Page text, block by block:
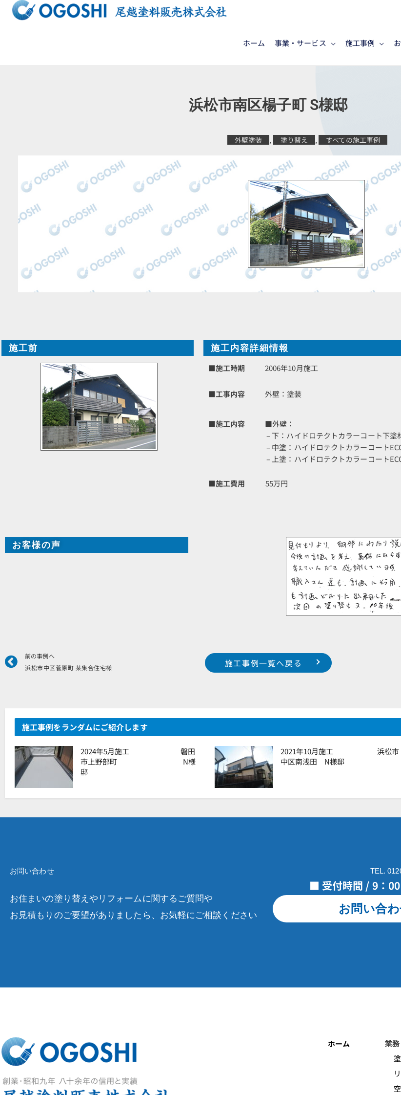
ッ
ホーム 事業・サービス 施工事例
浜松市南区楊子町 S様邸
外壁塗装 , 塗り替え , すべての施工事例
施工前
施工内容詳細情報
■施工時期
2006年10月施工
■工事内容 外壁：塗装
■施工内容
■外壁：
– 下：ハイドロテクトカラーコート下塗
– 中塗：ハイドロテクトカラーコート
– 上塗：ハイドロテクトカラーコート
■施工費用 55万円
お客様の声
Prev
前の事例へ
浜松市中区菅原町 某集合住宅様
施工事例一覧へ戻る
施工事例をランダムにご紹介します
2024年5月施工 磐田
市上野部町 N様
邸
2021年10月施工 浜松市
中区南浅田 N様邸
お問い合わせ
お住まいの塗り替えやリフォームに関するご質問や
お見積もりのご要望がありましたら、お気軽にご相談ください
TEL.
■ 受付時間 / 9：00
お問い合
ホーム 業
塗
リ
空